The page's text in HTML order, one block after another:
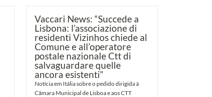
Vaccari News: “Succede a
Lisbona: l’associazione di
residenti Vizinhos chiede al
Comune e all’operatore
postale nazionale Ctt di
salvaguardare quelle
ancora esistenti”
Notícia em Itália sobre o pedido dirigida à
Câmara Municipal de Lisboa e aos CTT